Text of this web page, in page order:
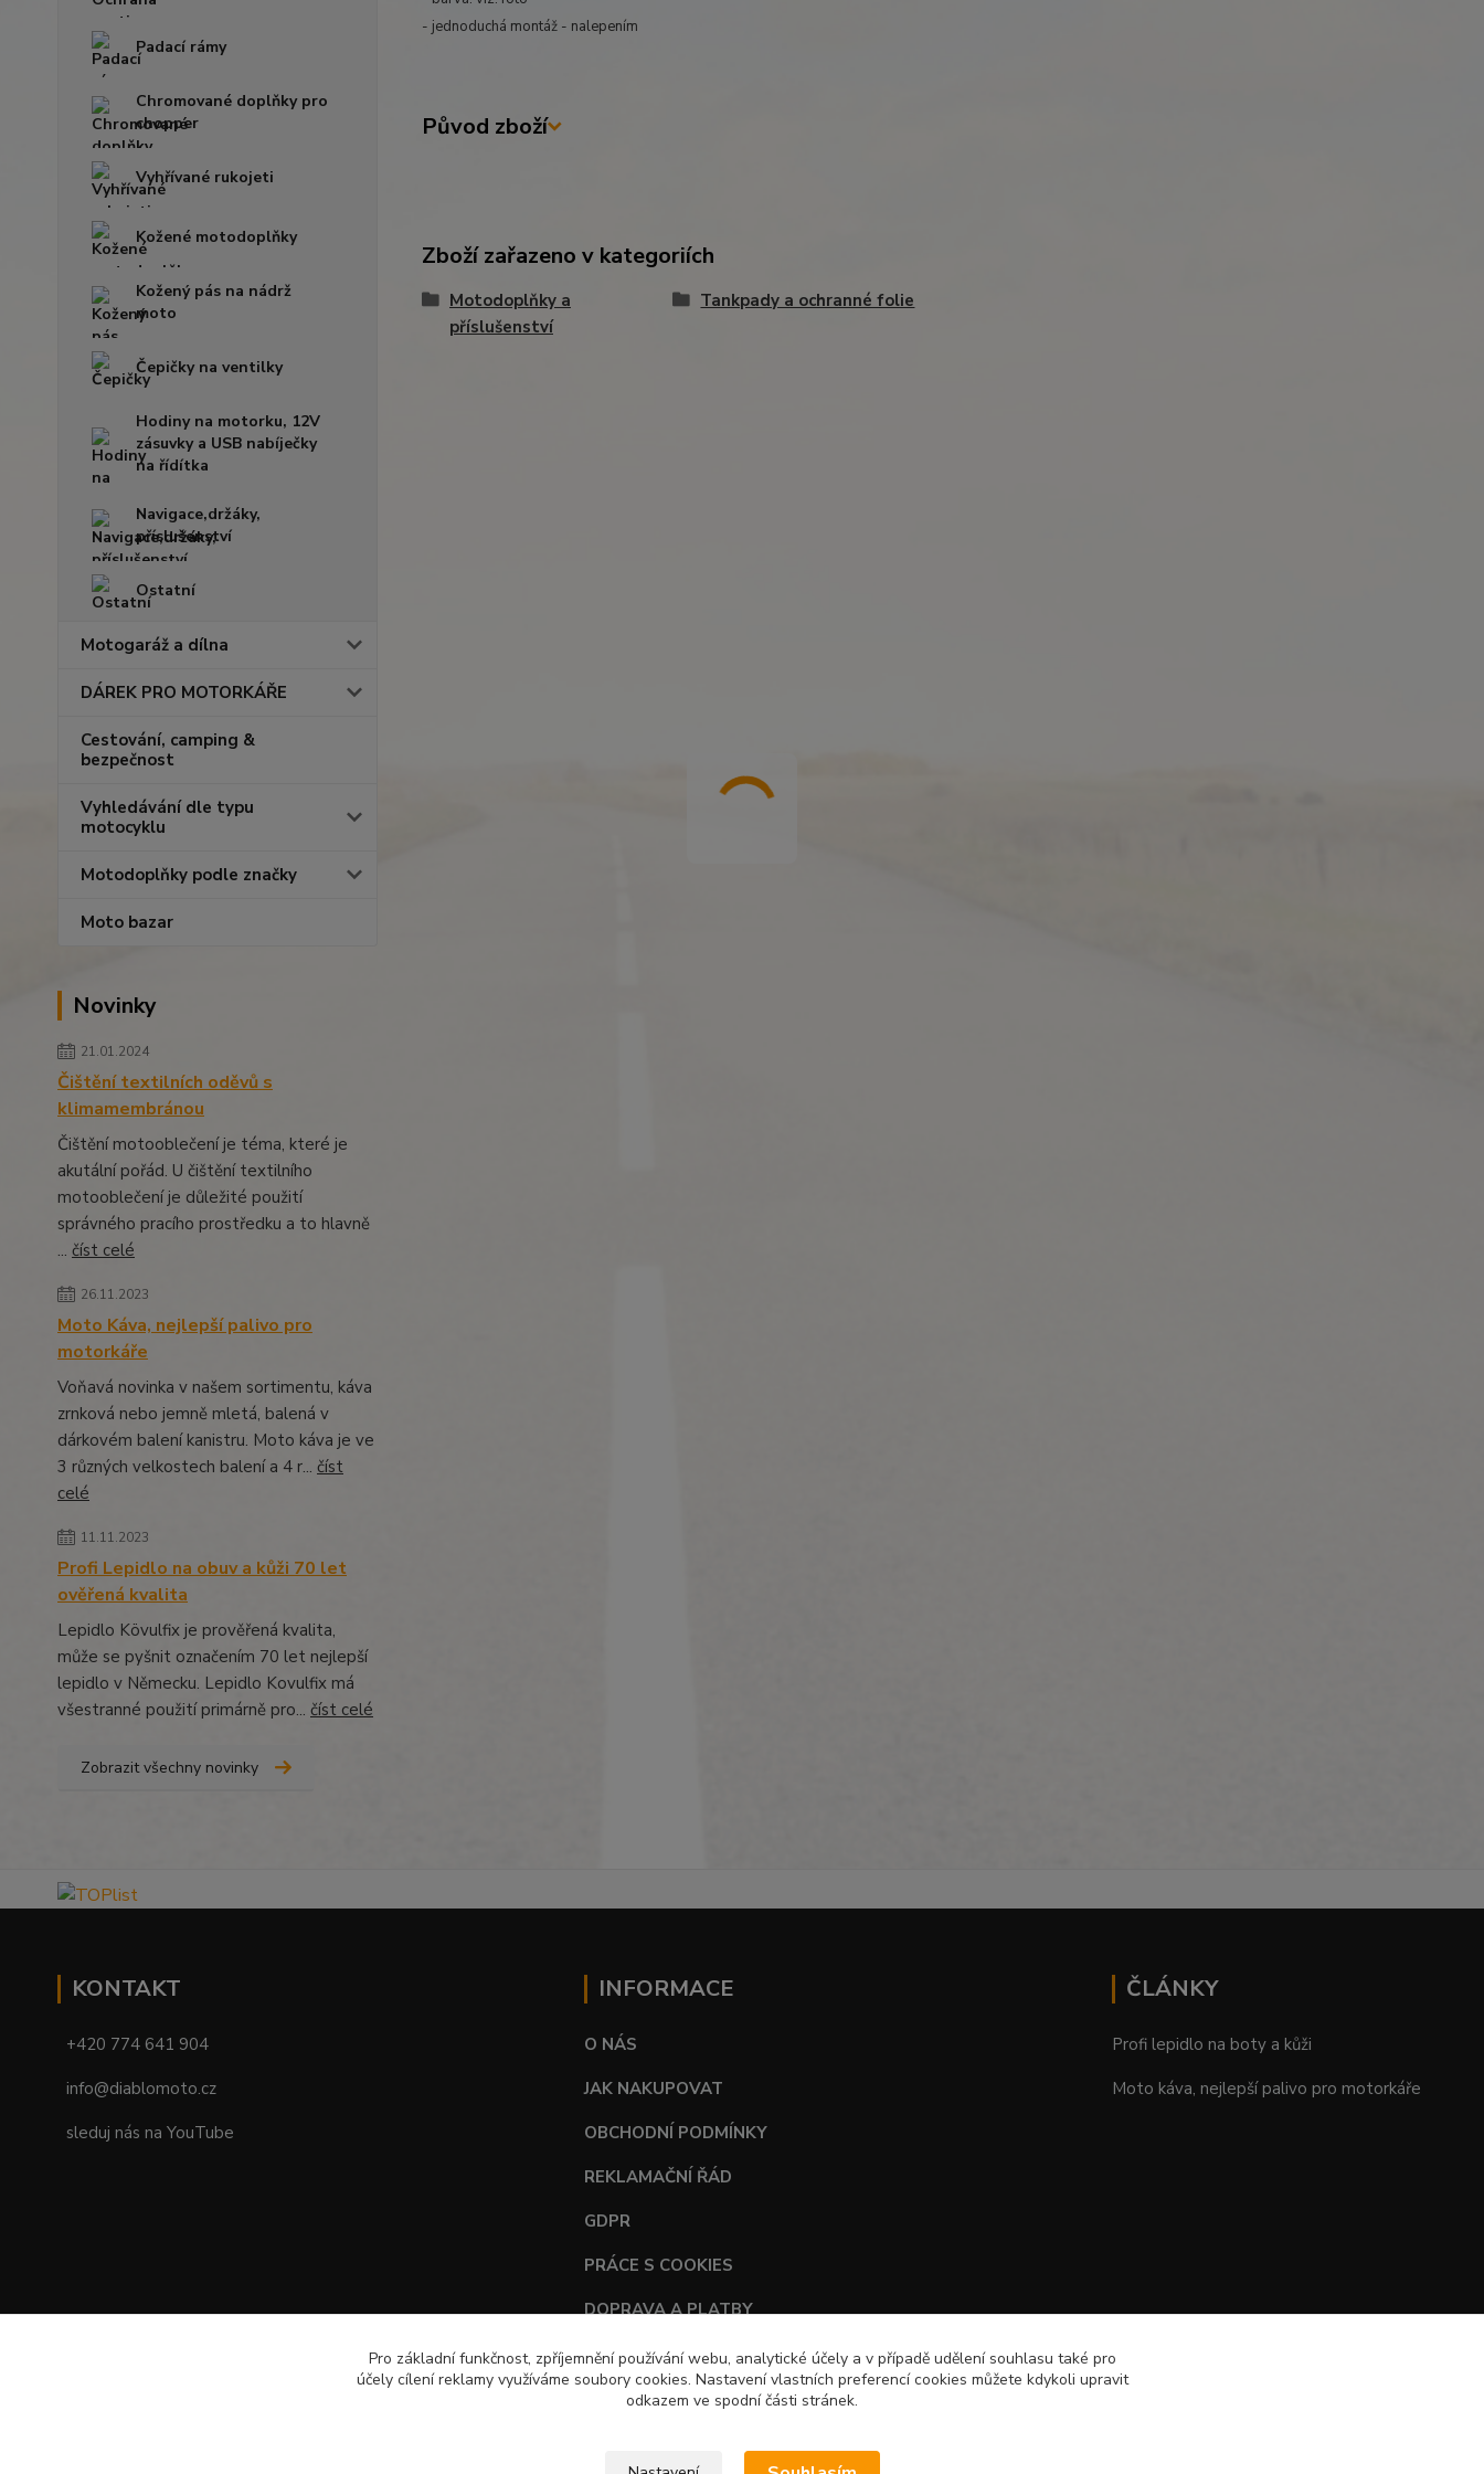
Padací rámy
Chromované doplňky pro
chopper
Vyhřívané rukojeti
Kožené motodoplňky
Kožený pás na nádrž
moto
Čepičky na ventilky
Hodiny na motorku, 12V
zásuvky a USB nabíječky
na řídítka
Navigace,držáky,
příslušenství
Ostatní
Motogaráž a dílna
DÁREK PRO MOTORKÁŘE
Cestování, camping &
bezpečnost
Vyhledávání dle typu
motocyklu
Motodoplňky podle značky
Moto bazar
Novinky
21.01.2024
Čištění textilních oděvů s
klimamembránou
Čištění motooblečení je téma, které je
akutální pořád. U čištění textilního
motooblečení je důležité použití
správného pracího prostředku a to hlavně
... číst celé
26.11.2023
Moto Káva, nejlepší palivo pro
motorkáře
Voňavá novinka v našem sortimentu, káva
zrnková nebo jemně mletá, balená v
dárkovém balení kanistru. Moto káva je ve
3 různých velkostech balení a 4 r... číst
celé
11.11.2023
Profi Lepidlo na obuv a kůži 70 let
ověřená kvalita
Lepidlo Kövulfix je prověřená kvalita,
může se pyšnit označením 70 let nejlepší
lepidlo v Německu. Lepidlo Kovulfix má
všestranné použití primárně pro... číst celé
Zobrazit všechny novinky
- jednoduchá montáž - nalepením
Původ zboží
Zboží zařazeno v kategoriích
Motodoplňky a
příslušenství
Tankpady a ochranné folie
KONTAKT
+420 774 641 904
info@diablomoto.cz
sleduj nás na YouTube
INFORMACE
O NÁS
JAK NAKUPOVAT
OBCHODNÍ PODMÍNKY
REKLAMAČNÍ ŘÁD
GDPR
PRÁCE S COOKIES
DOPRAVA A PLATBY
TABULKY VELIKOSTÍ
ČLÁNKY
Profi lepidlo na boty a kůži
Moto káva, nejlepší palivo pro motorkáře
Pro základní funkčnost, zpříjemnění používání webu, analytické účely a v případě udělení souhlasu také pro
účely cílení reklamy využíváme soubory cookies. Nastavení vlastních preferencí cookies můžete kdykoli upravit
odkazem ve spodní části stránek.